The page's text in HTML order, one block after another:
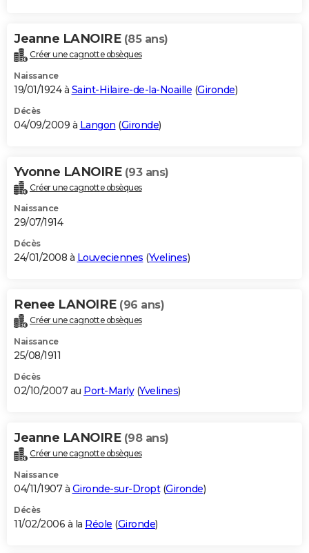
Jeanne LANOIRE (85 ans)
Créer une cagnotte obsèques
Naissance
19/01/1924 à Saint-Hilaire-de-la-Noaille (Gironde)
Décès
04/09/2009 à Langon (Gironde)
Yvonne LANOIRE (93 ans)
Créer une cagnotte obsèques
Naissance
29/07/1914
Décès
24/01/2008 à Louveciennes (Yvelines)
Renee LANOIRE (96 ans)
Créer une cagnotte obsèques
Naissance
25/08/1911
Décès
02/10/2007 au Port-Marly(Yvelines)
Jeanne LANOIRE (98 ans)
Créer une cagnotte obsèques
Naissance
04/11/1907 à Gironde-sur-Dropt(Gironde)
Décès
11/02/2006 à la Réole (Gironde)